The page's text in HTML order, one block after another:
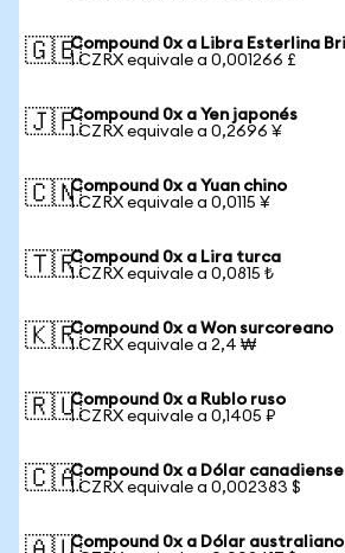
🇬🇧Compound 0x a Libra Esterlina
1 CZRX equivale a 0,001266 £
🇯🇵Compound 0x a Yen japonés
1 CZRX equivale a 0,2696 ¥
🇨🇳Compound 0x a Yuan chino
1 CZRX equivale a 0,0115 ¥
🇹🇷Compound 0x a Lira turca
1 CZRX equivale a 0,0815 ₺
🇰🇷Compound 0x a Won surcoreano
1 CZRX equivale a 2,4 ₩
🇷🇺Compound 0x a Rublo ruso
1 CZRX equivale a 0,1405 ₽
🇨🇦Compound 0x a Dólar canadiense
1 CZRX equivale a 0,002383 $
Compound 0x a Dólar australiano